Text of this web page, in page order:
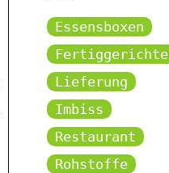
Essensboxen
Fertiggerichte
Lieferung
Imbiss
Restaurant
Rohstoffe